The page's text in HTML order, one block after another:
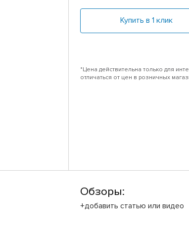
Купить в 1 клик
*Цена действительна только для
отличаться от цен в розничных
Обзоры:
+добавить статью или видео